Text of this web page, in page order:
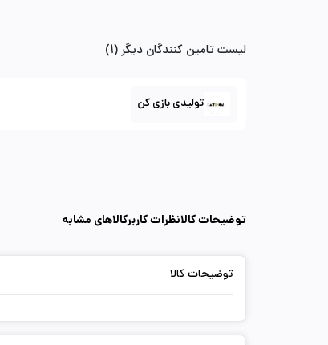
لیست تامین کنندگان دیگر (1)
تولیدی بازی کن
توضیحات کالانظرات کاربرکالاهای مشابه
توضیحات کالا